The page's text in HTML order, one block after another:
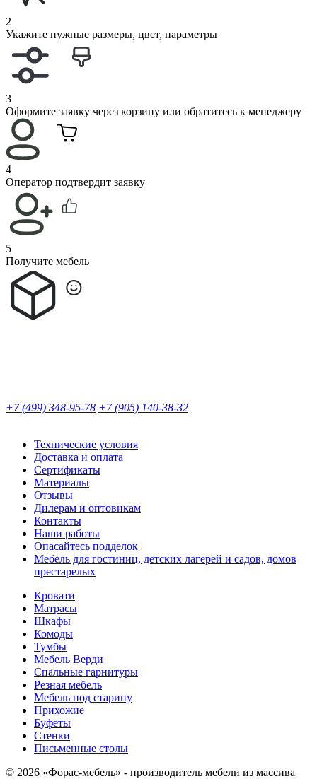
2
Укажите нужные размеры, цвет, параметры
3
Оформите заявку через корзину или обратитесь к менеджеру
4
Оператор подтвердит заявку
5
Получите мебель
+7 (499) 348-95-78 +7 (905) 140-38-32
Технические условия
Доставка и оплата
Сертификаты
Материалы
Отзывы
Дилерам и оптовикам
Контакты
Наши работы
Опасайтесь подделок
Мебель для гостиниц, детских лагерей и садов, домов
престарелых
Кровати
Матрасы
Шкафы
Комоды
Тумбы
Мебель Верди
Спальные гарнитуры
Резная мебель
Мебель под старину
Прихожие
Буфеты
Стенки
Письменные столы
© 2026 «Форас-мебель» - производитель мебели из массива